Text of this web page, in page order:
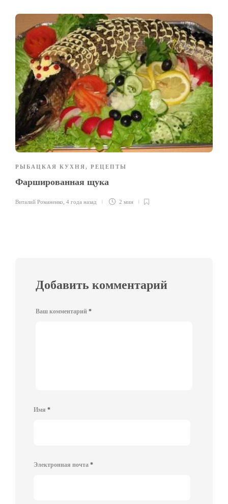
РЫБАЦКАЯ КУХНЯ, РЕЦЕПТЫ
Фаршированная щука
Виталий Романенко 4 года назад 2 мин
Добавить комментарий
Ваш комментарий *
Имя *
Электронная почта *